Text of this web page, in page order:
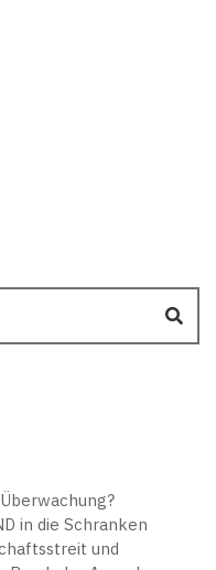
in die Schranken
und